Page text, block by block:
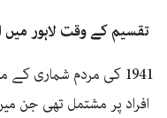
تقسیم کے وقت لاہور